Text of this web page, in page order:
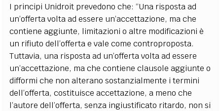
I principi Unidroit prevedono che: “Una risposta ad
un’offerta volta ad essere un’accettazione, ma che
contiene aggiunte, limitazioni o altre modificazioni è
un rifiuto dell’offerta e vale come controproposta.
Tuttavia, una risposta ad un’offerta volta ad essere
un’accettazione, ma che contiene clausole aggiunte o
difformi che non alterano sostanzialmente i termini
dell’offerta, costituisce accettazione, a meno che
l’autore dell’offerta, senza ingiustificato ritardo, non si